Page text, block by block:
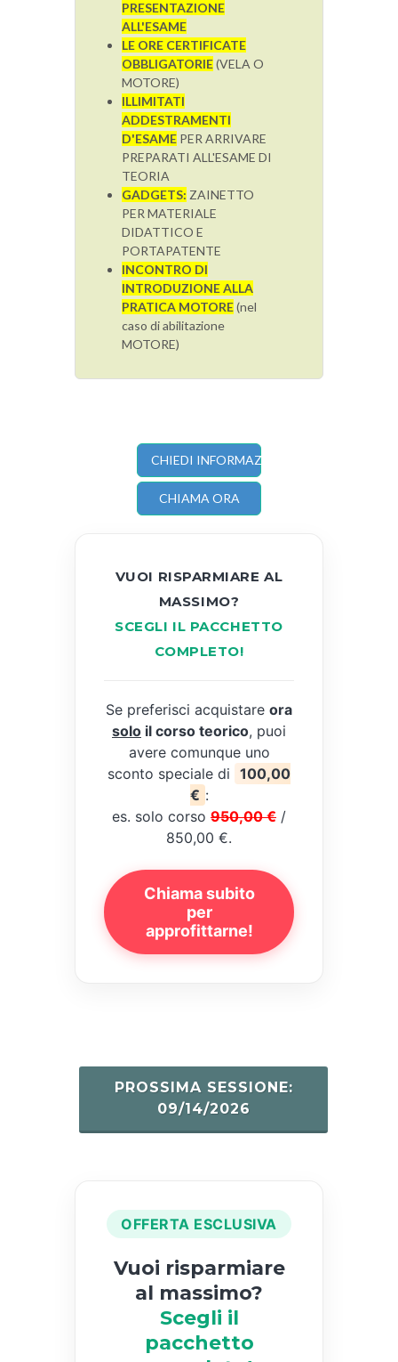
PRESENTAZIONE
ALL'ESAME
LE ORE CERTIFICATE
OBBLIGATORIE(VELA O
MOTORE)
ILLIMITATI
ADDESTRAMENTI
D'ESAME PER ARRIVARE
PREPARATI ALL'ESAME DI
TEORIA
GADGETS: ZAINETTO
PER MATERIALE
DIDATTICO E
PORTAPATENTE
INCONTRO DI
INTRODUZIONE ALLA
PRATICA MOTORE(nel
caso di abilitazione
MOTORE)
CHIEDI INFORMAZIONI
CHIAMA ORA
VUOI RISPARMIARE AL
MASSIMO?
SCEGLI IL PACCHETTO
COMPLETO!
Se preferisci acquistare ora
solo il corso teorico, puoi
avere comunque uno
sconto speciale di 100,00
€ :
es. solo corso 950,00 € /
850,00 €.
Chiama subito
per
approfittarne!
PROSSIMA SESSIONE:
09/14/2026
OFFERTA ESCLUSIVA
Vuoi risparmiare
al massimo?
Scegli il
pacchetto